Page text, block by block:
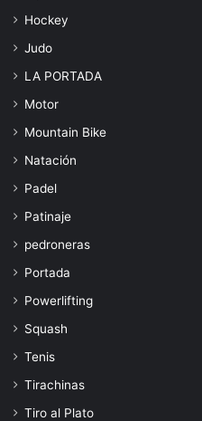
Hockey
Judo
LA PORTADA
Motor
Mountain Bike
Natación
Padel
Patinaje
pedroneras
Portada
Powerlifting
Squash
Tenis
Tirachinas
Tiro al Plato